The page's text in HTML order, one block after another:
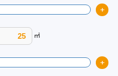
+
㎡
+